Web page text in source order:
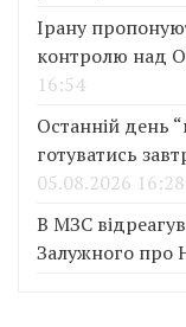
Ірану
контролю над
16:54
Останній день
готуватись
05.08.2026 16:28
В МЗС
Залужного про